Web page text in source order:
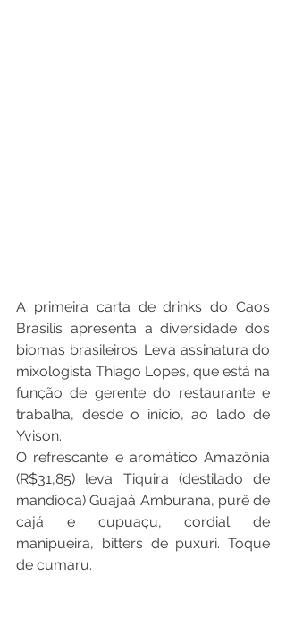
A primeira carta de drinks do Caos
Brasilis apresenta a diversidade dos
biomas brasileiros. Leva assinatura do
mixologista Thiago Lopes, que está na
função de gerente do restaurante e
trabalha, desde o início, ao lado de
Yvison.
O refrescante e aromático Amazônia
(R$31,85) leva Tiquira (destilado de
mandioca) Guajaá Amburana, purê de
cajá e cupuaçu, cordial de
manipueira, bitters de puxuri. Toque
de cumaru.